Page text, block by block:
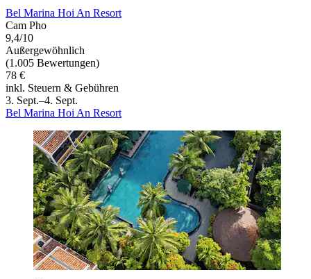
Bel Marina Hoi An Resort
Cam Pho
9,4/10
Außergewöhnlich
(1.005 Bewertungen)
78 €
inkl. Steuern & Gebühren
3. Sept.–4. Sept.
Bel Marina Hoi An Resort